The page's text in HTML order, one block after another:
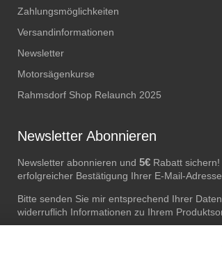
Zahlungsmöglichkeiten
Versandinformationen
Newsletter
Motorsägenkurse
Rahmsdorf Shop Relaunch 2025
Newsletter Abonnieren
Newsletter abonnieren und 5€ Rabatt
erfolgreicher Bestätigung Ihrer E-Mail-
Bitte senden Sie mir entsprechend Ihrer
widerruflich Informationen zu Ihrem